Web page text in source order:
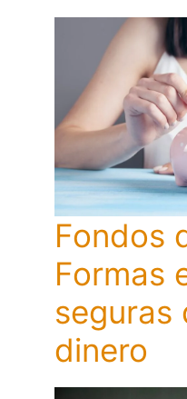
Fondos
Formas
seguras
dinero